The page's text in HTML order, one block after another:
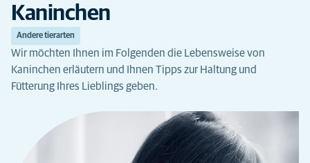
Kaninchen
Andere tierarten
Wir möchten Ihnen im Folgenden die Lebensweise von
Kaninchen erläutern und Ihnen Tipps zur Haltung und
Fütterung Ihres Lieblings geben.